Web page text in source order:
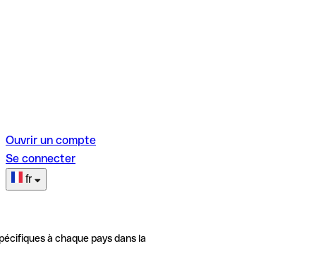
Ouvrir un compte
Se connecter
fr
à chaque pays dans la